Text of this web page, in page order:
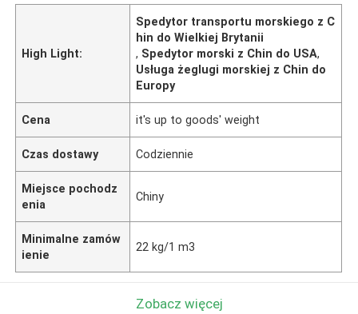
High Light:
Spedytor transportu morskiego z C
hin do Wielkiej Brytanii
, Spedytor morski z Chin do USA,
Usługa żeglugi morskiej z Chin do
Europy
Cena it's up to goods' weight
Czas dostawy Codziennie
Miejsce pochodz
enia
Chiny
Minimalne zamów
ienie
22 kg/1 m3
Zobacz więcej